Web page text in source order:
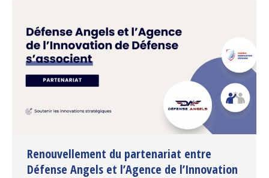
Renouvellement du partenariat entre
Défense Angels et l’Agence de l’Innovation